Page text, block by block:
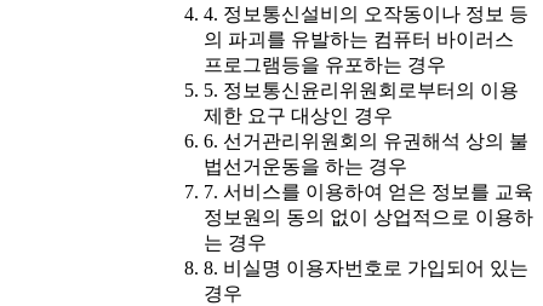
4. 정보통신설비의 오작동이나 정보 등
의 파괴를 유발하는 컴퓨터 바이러스
프로그램등을 유포하는 경우
5. 정보통신윤리위원회로부터의 이용
제한 요구 대상인 경우
6. 선거관리위원회의 유권해석 상의 불
법선거운동을 하는 경우
7. 서비스를 이용하여 얻은 정보를 교육
정보원의 동의 없이 상업적으로 이용하
는 경우
8. 비실명 이용자번호로 가입되어 있는
경우